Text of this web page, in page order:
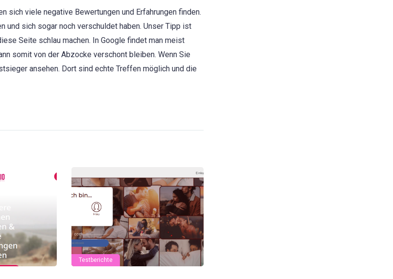
sich viele negative Bewertungen und Erfahrungen finden.
und sich sogar noch verschuldet haben. Unser Tipp ist
Seite schlau machen. In Google findet man meist
somit von der Abzocke verschont bleiben. Wenn Sie
ansehen. Dort sind echte Treffen möglich und die
Testberichte